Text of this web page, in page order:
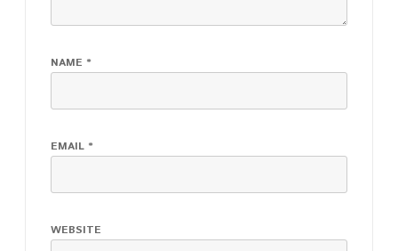
NAME *
EMAIL *
WEBSITE